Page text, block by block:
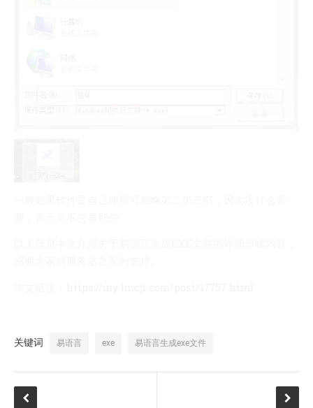
关键词 易语言 exe 易语言生成exe文件